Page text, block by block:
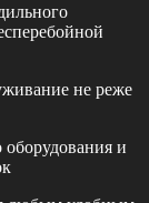
не реже
и